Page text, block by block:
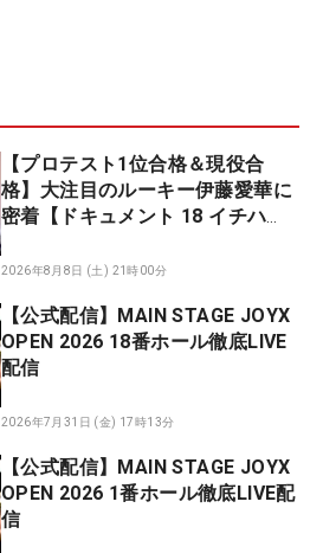
【プロテスト1位合格＆現役合
格】大注目のルーキー伊藤愛華に
密着【ドキュメント 18 イチハ
2026年8月8日 (土) 21時00分
【公式配信】MAIN STAGE JOYX
OPEN 2026 18番ホール徹底LIVE
配信
2026年7月31日 (金) 17時13分
【公式配信】MAIN STAGE JOYX
OPEN 2026 1番ホール徹底LIVE配
信